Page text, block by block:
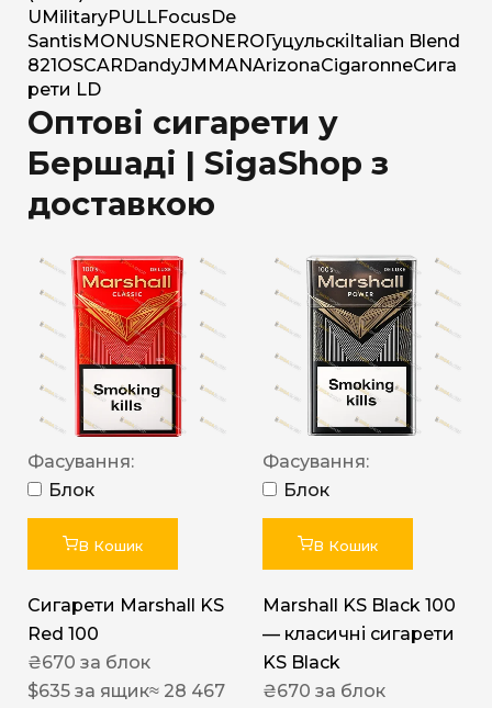
U MilitaryPULLFocus De
Santis MONUSNERO NERO Гуцульскі Italian Blend
821 OSCAR DandyJM MANArizonaCigaronneСига
рети LD
Оптові сигарети у
Бершаді | SigaShop з
доставкою
Фасування:
Блок
В Кошик
Сигарети Marshall KS
Red 100
₴670 за блок
$635 за ящик≈ 28 467
Фасування:
Блок
В Кошик
Marshall KS Black 100
— класичні сигарети
KS Black
₴670 за блок